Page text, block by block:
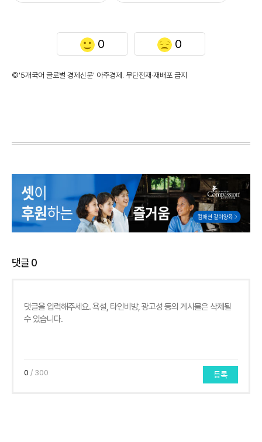
0 0
©'5개국어 글로벌 경제신문' 아주경제. 무단전재·재배포 금지
댓글0
0 / 300 등록